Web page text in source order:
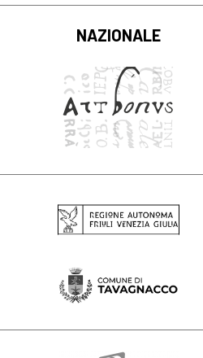
NAZIONALE